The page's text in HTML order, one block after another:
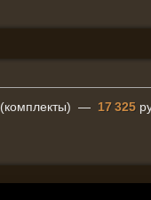
(комплекты) — 17 325